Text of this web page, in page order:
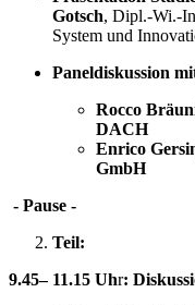
Gotsch, Dipl.-Wi.-
System und
Paneldiskussion
Rocco
DACH
Enrico
GmbH
- Pause -
Teil:
9.45– 11.15 Uhr: